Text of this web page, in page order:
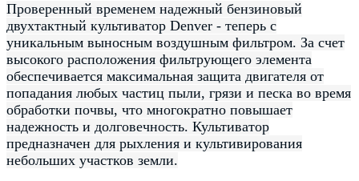
Проверенный временем надежный бензиновый
двухтактный культиватор Denver - теперь с
уникальным выносным воздушным фильтром. За счет
высокого расположения фильтрующего элемента
обеспечивается максимальная защита двигателя от
попадания любых частиц пыли, грязи и песка во время
обработки почвы, что многократно повышает
надежность и долговечность. Культиватор
предназначен для рыхления и культивирования
небольших участков земли.